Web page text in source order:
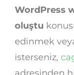
WordPress
oluştu
edinmek
isterseniz,
adresinden